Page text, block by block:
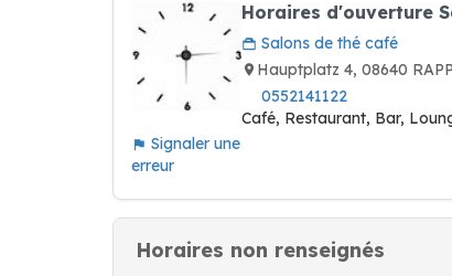
Signaler une
erreur
Horaires d'ouverture
Salons de thé café
Hauptplatz 4, 08640
0552141122
Café, Restaurant, Bar,
Horaires non renseignés